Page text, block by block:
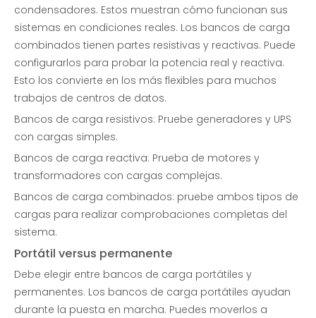
condensadores. Estos muestran cómo funcionan sus
sistemas en condiciones reales. Los bancos de carga
combinados tienen partes resistivas y reactivas. Puede
configurarlos para probar la potencia real y reactiva.
Esto los convierte en los más flexibles para muchos
trabajos de centros de datos.
Bancos de carga resistivos: Pruebe generadores y UPS
con cargas simples.
Bancos de carga reactiva: Prueba de motores y
transformadores con cargas complejas.
Bancos de carga combinados: pruebe ambos tipos de
cargas para realizar comprobaciones completas del
sistema.
Portátil versus permanente
Debe elegir entre bancos de carga portátiles y
permanentes. Los bancos de carga portátiles ayudan
durante la puesta en marcha. Puedes moverlos a